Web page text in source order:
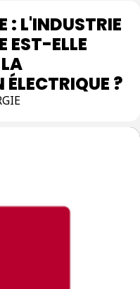
: L'INDUSTRIE
EST-ELLE
?